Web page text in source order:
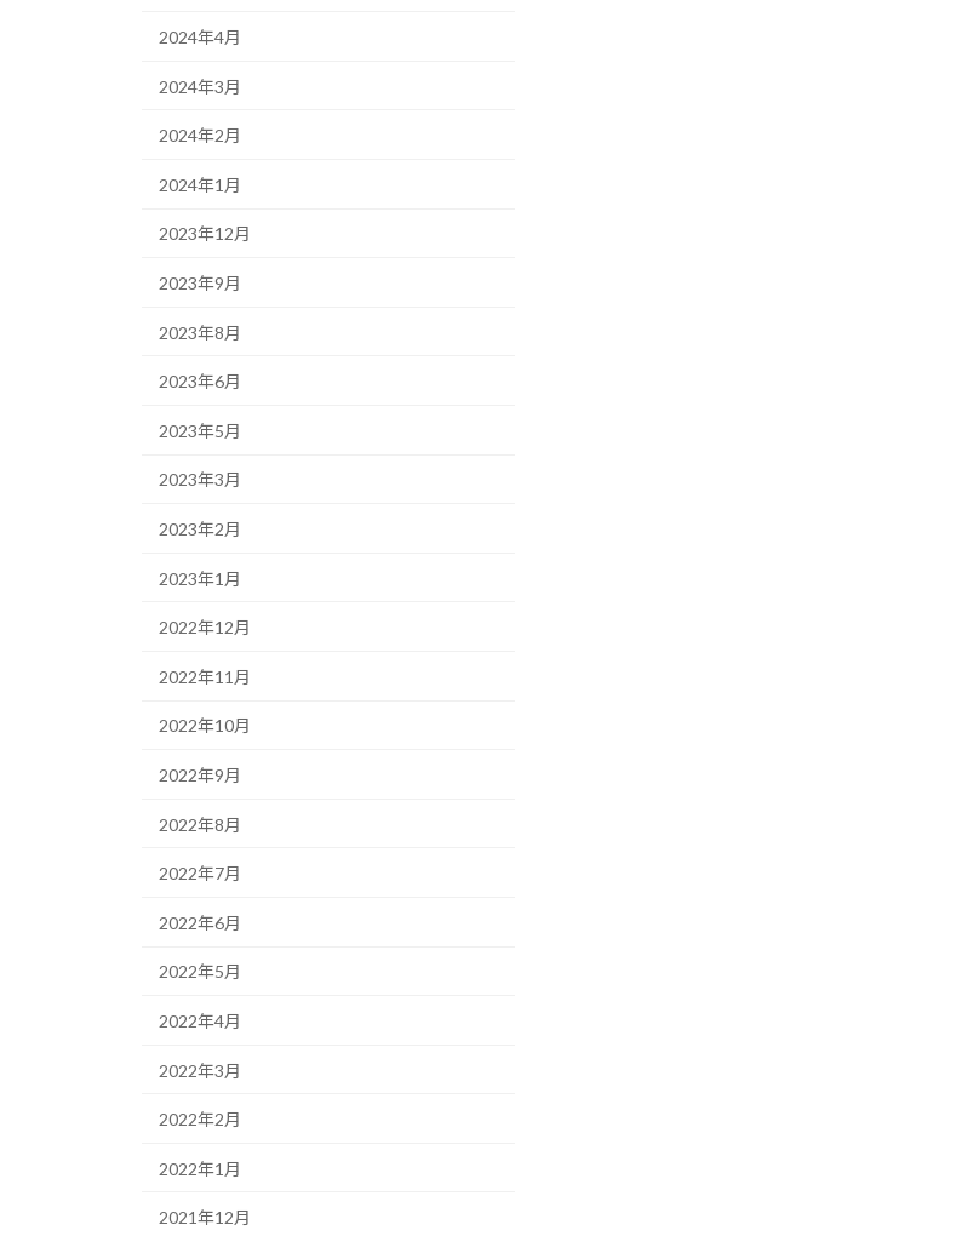
2024年4月
2024年3月
2024年2月
2024年1月
2023年12月
2023年9月
2023年8月
2023年6月
2023年5月
2023年3月
2023年2月
2023年1月
2022年12月
2022年11月
2022年10月
2022年9月
2022年8月
2022年7月
2022年6月
2022年5月
2022年4月
2022年3月
2022年2月
2022年1月
2021年12月